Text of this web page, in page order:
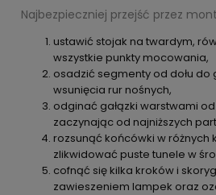
Najbezpieczniej przejść przez
ustawić stojak na twardym,
wszystkie punkty mocowania,
osadzić segmenty od dołu do
wsunięcia rur nośnych,
odginać gałązki warstwami
zaczynając od najniższych
rozsunąć końcówki w różnych
zlikwidować puste tunele w
cofnąć się kilka kroków i
zawieszeniem lampek oraz